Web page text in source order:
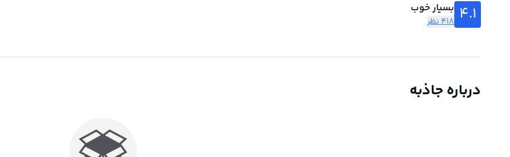
4.1 بسیار خوب
418 نظر
درباره جاذبه